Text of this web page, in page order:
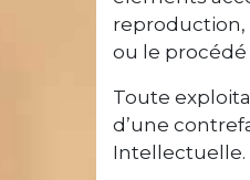
reproduction,
ou le
Toute
d’une
Intellectuelle.